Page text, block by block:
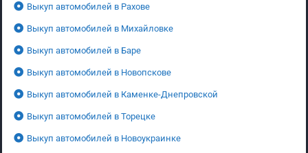
Выкуп автомобилей в Рахове
Выкуп автомобилей в Михайловке
Выкуп автомобилей в Баре
Выкуп автомобилей в Новопскове
Выкуп автомобилей в Каменке-Днепровской
Выкуп автомобилей в Торецке
Выкуп автомобилей в Новоукраинке